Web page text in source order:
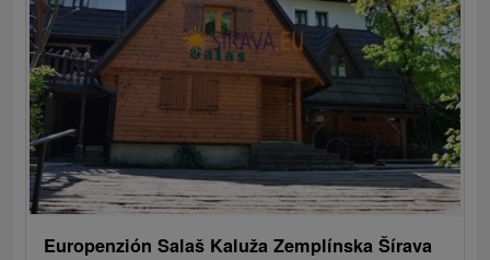
Europenzión Salaš Kaluža Zemplínska Šírava